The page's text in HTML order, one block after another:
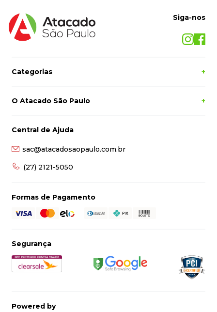
Siga-nos
Categorias +
O Atacado São Paulo +
Central de Ajuda
sac@atacadosaopaulo.com.br
(27) 2121-5050
Formas de Pagamento
Segurança
Powered by